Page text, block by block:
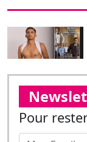
Pour